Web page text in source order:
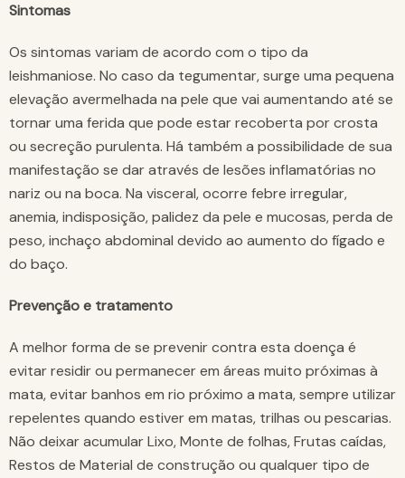
Sintomas
Os sintomas variam de acordo com o tipo da
leishmaniose. No caso da tegumentar, surge uma pequena
elevação avermelhada na pele que vai aumentando até se
tornar uma ferida que pode estar recoberta por crosta
ou secreção purulenta. Há também a possibilidade de sua
manifestação se dar através de lesões inflamatórias no
nariz ou na boca. Na visceral, ocorre febre irregular,
anemia, indisposição, palidez da pele e mucosas, perda de
peso, inchaço abdominal devido ao aumento do fígado e
do baço.
Prevenção e tratamento
A melhor forma de se prevenir contra esta doença é
evitar residir ou permanecer em áreas muito próximas à
mata, evitar banhos em rio próximo a mata, sempre utilizar
repelentes quando estiver em matas, trilhas ou pescarias.
Não deixar acumular Lixo, Monte de folhas, Frutas caídas,
Restos de Material de construção ou qualquer tipo de